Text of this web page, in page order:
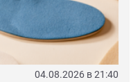
04.08.2026 в 21:40